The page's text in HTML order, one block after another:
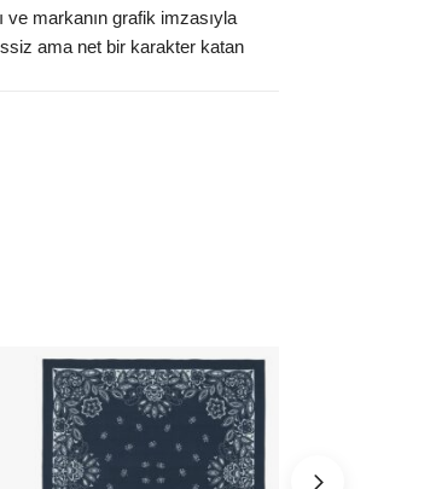
markanın grafik imzasıyla
ama net bir karakter katan